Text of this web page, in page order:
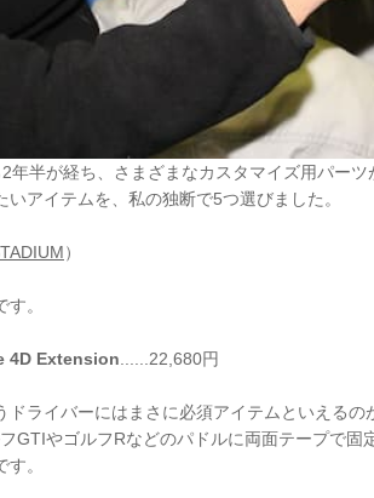
年半が経ち、さまざまなカスタマイズ用パー
アイテムを、私の独断で5つ選びました。
）
。
4D Extension......22,680円
ドライバーにはまさに必須アイテムといえる
GTIやゴルフRなどのパドルに両面テープで固
。